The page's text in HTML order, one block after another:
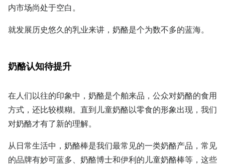
内市场尚处于空白。
就发展历史悠久的乳业来讲，奶酪是个为数不多的蓝海。
奶酪认知待提升
在人们以往的印象中，奶酪是个舶来品，公众对奶酪的食用
方式，还比较模糊。直到儿童奶酪以零食的形象出现，我们
对奶酪才有了新的理解。
从日常生活中，奶酪棒是我们最常见的一类奶酪产品，常见
的品牌有妙可蓝多、奶酪博士和伊利的儿童奶酪棒等，这些